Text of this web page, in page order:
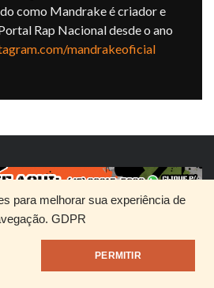
para melhorar sua experiência de
GDPR
PERMITIR
como Mandrake é criador e
Rap Nacional desde o ano
mandrakeoficial
DIVULGUE SEU RAP